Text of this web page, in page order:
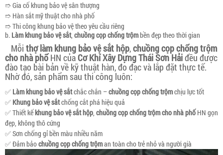
➱ Gia cố khung bảo vệ sân thượng
➱ Hàn sắt mỹ thuật cho nhà phố
➱ Thi công khung bảo vệ theo yêu cầu riêng
b. Làm khung bảo vệ sắt, chuồng cọp chống trộmbền đẹp theo thời gian
Mỗi thợ làm khung bảo vệ sắt hộp,chuồng cọp chống trộm
cho nhà phốHN củaCơ Khí Xây Dựng Thái Sơn Hảiđều được
đào tạo bài bản về kỹ thuật hàn, đo đạc và lắp đặt thực tế.
Nhờ đó, sản phẩm sau thi công luôn:
✅ Làm khung bảo vệ sắtchắc chắn –chuồng cọp chống trộmchịu lực tốt
✅ Khung bảo vệ sắtchống cắt phá hiệu quả
✅ Thiết kếkhung bảo vệ sắt hộp, chuồng cọp chống trộm cho nhà phốHN gọn
đẹp, không thô cứng
✅ Sơn chống gỉ bền màu nhiều năm
✅ Đảm bảochuồng cọp chống trộman toàn cho trẻ nhỏ và người già